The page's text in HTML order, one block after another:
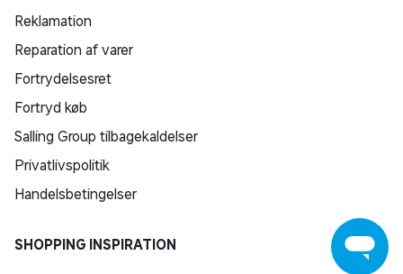
Bilkas fødselsdag
Restsalg
Brands
ÅBNINGSTIDER
Bemærk andre åbningstider i A-Z Hjørring. Se alle åbningstider